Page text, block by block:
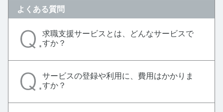
よくある質問
求職支援サービスとは、どんなサービスで
すか？
サービスの登録や利用に、費用はかかりま
すか？